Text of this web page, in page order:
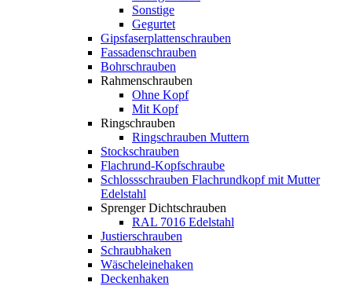
Sonstige
Gegurtet
Gipsfaserplattenschrauben
Fassadenschrauben
Bohrschrauben
Rahmenschrauben
Ohne Kopf
Mit Kopf
Ringschrauben
Ringschrauben Muttern
Stockschrauben
Flachrund-Kopfschraube
Schlossschrauben Flachrundkopf mit Mutter
Edelstahl
Sprenger Dichtschrauben
RAL 7016 Edelstahl
Justierschrauben
Schraubhaken
Wäscheleinehaken
Deckenhaken